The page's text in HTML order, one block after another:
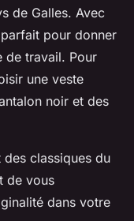
de Galles. Avec
pour donner
de travail. Pour
une veste
noir et des
des classiques du
de vous
dans votre